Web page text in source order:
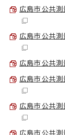
広島市公共
広島市公共
広島市公共
広島市公共
広島市公共
広島市公共